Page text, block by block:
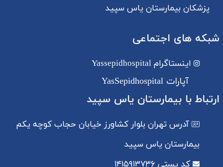
پزشکان بیمارستان یاس سپید
شبکه های اجتماعی
اینستاگرام Yassepidhospital
آپارات YasSepidhospital
ارتباط با بیمارستان یاس سپید
آدرس تهران بلوار کشاورز خیابان حجاب کوچه یکم
بیمارستان یاس سپید
کد پستی